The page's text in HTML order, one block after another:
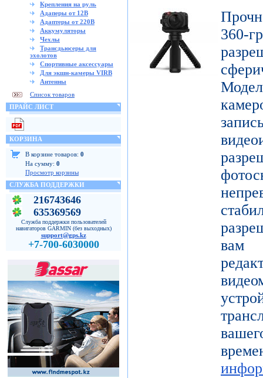
Крепления на руль
Адаперы от 12В
Адаптеры от 220В
Аккумуляторы
Чехлы
Трансдьюсеры для
эхолотов
Спортивные аксессуары
Для экшн-камеры VIRB
Антенны
Список товаров
ПРАЙС ЛИСТ
КОРЗИНА
В корзине товаров: 0
На сумму: 0
Просмотр корзины
СЛУЖБА ПОДДЕРЖКИ
216743646
635369569
Служба поддержки пользователей
навигаторов GARMIN (без выходных)
support@gps.kz
+7-700-6030000
вам